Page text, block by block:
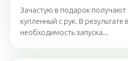
Зачастую в подарок
купленный с рук. В результате
необходимость запуска...